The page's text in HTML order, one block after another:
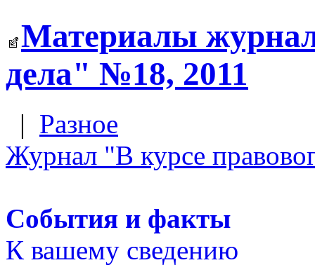
Материалы
дела" №18, 2011
| Разное
Журнал "В курсе
События и факты
К вашему сведению